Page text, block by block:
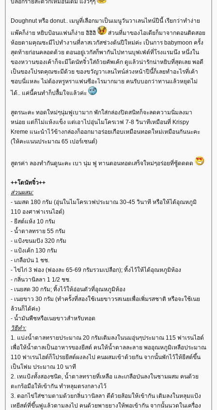
บล็อกรายสะดวกเหมือนเดิม แง้วๆๆ
Doughnut หรือ donut.. เมนูที่เลือกมาเป็นเมนูวันวาเลนไทน์ปีนี้ เรียกว่าทำง่า
พ๊คก็ง่าย หยิบป้อนแฟนก็ง่าย ฮิฮิฮิ
ส่วนที่มาของไอเดียก็มาจากตอนติดสอ
ห้อยตามคุณซะมีไปทำงานที่ลาสเวกัสช่วงต้นปีใหม่ค่ะ เป็นการ babymoon ครั้ง
สุดท้ายก่อนคลอดด้วย ตอนอยู่เวกัสก็พากันไปทานบุฟเฟ่ต์ที่โรงแรมนึง หนึ่งใน
ของหวานของเค้าก็จะมีโดนัทจิ๋วใส่ถ้วยคัพเค้ก ดูแล้วน่ารักน่าหยิบที่สุดเลย พอดี
เป็นของโปรดคุณซะมีด้วย ของขวัญวาเลนไทน์ล่วงหน้าปีนี้ก็เลยทำอะไรที่เค้า
ชอบนี่แหละ ไม่ต้องหรูหราแฟนซีอะไรมากมาย คนรับบอกว่าทานแล้วหยุดไม่
ได้.. แค่นี้คนทำก็ปลื้มใจแล้วค่ะ
สูตรนะคะ ทอดใหม่ๆนุ่มฟูเบามาก พักใส่กล่องปิดสนิทก็จะลดความนิ่มลงมา
หน่อย แต่ก็ไม่แห้งแข็ง แต่เอาไปอุ่นไมโครเวฟ 7-8 วินาทีเหมือนที่ Krispy
Kreme แนะนำไว้ข้างกล่องก็ออกมาอร่อยเกือบเหมือนทอดใหม่เหมือนกันนะคะ
(ให้คะแนนประมาณ 65 เปอร์เซนต์)
สูตรค่า ลองทำกันดูนะคะ เบา นุ่ม ฟู ทานตอนทอดเสร็จใหม่ๆอร่อยที่ซู้ดดดด
++โดนัทจิ๋ว++
ส่วนผสม:
- นมสด 180 กรัม (อุ่นในไมโครเวฟประมาณ 30-45 วินาที หรือให้ได้อุณหภูมิ
110 องศาฟาเรนไฮต์)
- ยีสต์แห้ง 10 กรัม
- น้ำตาลทราย 55 กรัม
- แป้งขนมปัง 320 กรัม
- แป้งเค้ก 130 กรัม
- เกลือป่น 1 ชช.
- ไข่ไก่ 3 ฟอง (ฟองละ 65-69 กรัมรวมเปลือก); ทิ้งไว้ให้ได้อุณหภูมิห้อง
- กลิ่นวานิลลา 1 1/2 ชช.
- เนยสด 30 กรัม; ทิ้งไว้ให้อ่อนตัวที่อุณหภูมิห้อง
- เนยขาว 30 กรัม (ทำครั้งที่สองใช้เนยขาวรสเนยเพื่อเพิ่มรสชาติ หรือจะใช้เน
ล้วนก็ได้ค่ะ)
- น้ำมันพืชหรือเนยขาวสำหรับทอด
วิธีทำ:
1. แบ่งน้ำตาลทรายประมาณ 20 กรัมเติมลงในนมอุ่นๆประมาณ 115 ฟาเรนไฮต์
เพื่อให้น้ำตาลเป็นอาหารของยีสต์ คนให้น้ำตาลละลาย พออุณหภูมิเหลือประมาณ
110 ฟาเรนไฮต์ก็โปรยยีสต์ผงลงไป คนผสมเข้าด้วยกัน จากนั้นพักไว้ให้ยีสต์ขึ้น
เป็นโฟม ประมาณ 10 นาที
2. เทแป้งทั้งสองชนิด, น้ำตาลทรายที่เหลือ และเกลือป่นลงในชามผสม คนด้ว
ตะกร้อมือให้เข้ากัน ทำหลุมตรงกลางไว้
3. ตอกไข่ใส่ชามตามด้วยกลิ่นวานิลลา ตีด้วยส้อมให้เข้ากัน เติมลงในหลุมแป้ง
เทยีสต์ที่ขึ้นฟูแล้วตามลงไป คนด้วยพายยางให้พอเข้ากัน จากนั้นนวดในเครื่อง